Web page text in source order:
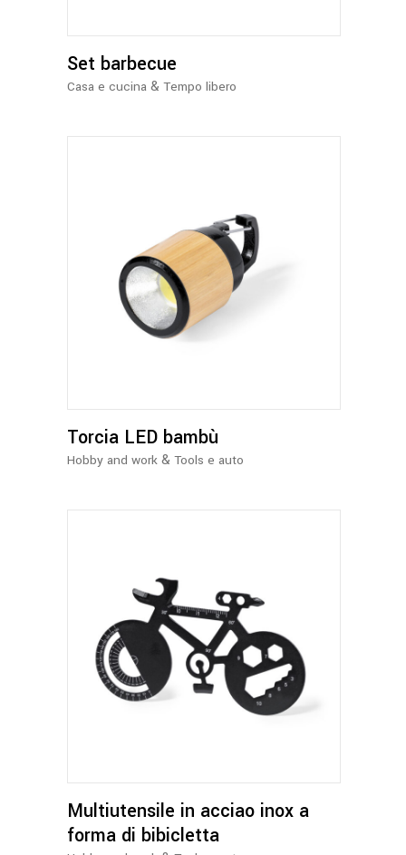
Set barbecue
Casa e cucina & Tempo libero
Torcia LED bambù
Hobby and work & Tools e auto
Multiutensile in acciao inox a
forma di bibicletta